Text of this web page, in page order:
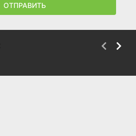
ОТПРАВИТЬ